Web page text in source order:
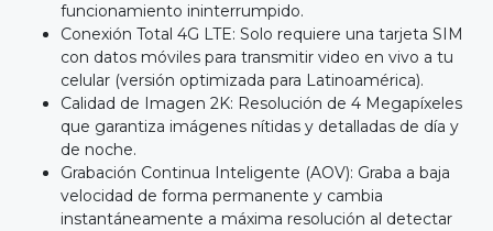
funcionamiento ininterrumpido.
Conexión Total 4G LTE: Solo requiere una tarjeta SIM
con datos móviles para transmitir video en vivo a tu
celular (versión optimizada para Latinoamérica).
Calidad de Imagen 2K: Resolución de 4 Megapíxeles
que garantiza imágenes nítidas y detalladas de día y
de noche.
Grabación Continua Inteligente (AOV): Graba a baja
velocidad de forma permanente y cambia
instantáneamente a máxima resolución al detectar